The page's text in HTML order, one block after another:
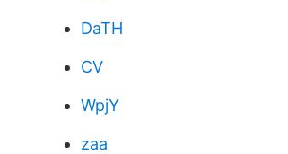
DaTH
CV
WpjY
zaa